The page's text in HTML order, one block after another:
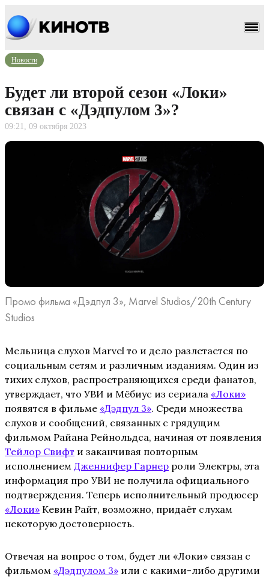
Новости
Будет ли второй сезон «Локи»
связан с «Дэдпулом 3»?
09:21, 09 октября 2023
Промо фильма «Дэдпул 3», Marvel Studios/20th Century
Studios
Мельница слухов Marvel то и дело разлетается по
социальным сетям и различным изданиям. Один из
тихих слухов, распространяющихся среди фанатов,
утверждает, что УВИ и Мёбиус из сериала «Локи»
появятся в фильме «Дэдпул 3». Среди множества
слухов и сообщений, связанных с грядущим
фильмом Райана Рейнольдса, начиная от появления
Тейлор Свифт и заканчивая повторным
исполнением Дженнифер Гарнер роли Электры, эта
информация про УВИ не получила официального
подтверждения. Теперь исполнительный продюсер
«Локи» Кевин Райт, возможно, придаёт слухам
некоторую достоверность.
Отвечая на вопрос о том, будет ли «Локи» связан с
фильмом «Дэдпулом 3» или с какими-либо другими